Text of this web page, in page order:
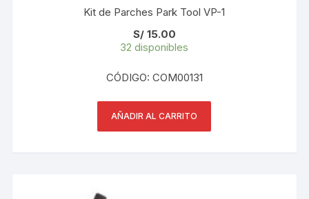
Kit de Parches Park Tool VP-1
S/15.00
32 disponibles
CÓDIGO: COM00131
AÑADIR AL CARRITO